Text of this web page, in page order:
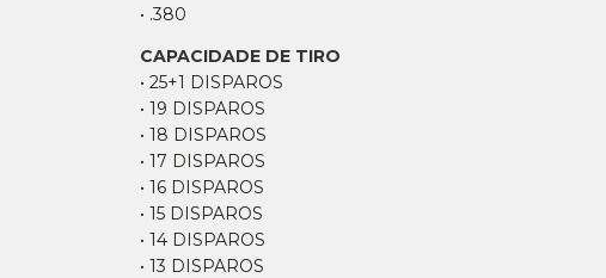
• .380
CAPACIDADE DE TIRO
• 25+1 DISPAROS
• 19 DISPAROS
• 18 DISPAROS
• 17 DISPAROS
• 16 DISPAROS
• 15 DISPAROS
• 14 DISPAROS
• 13 DISPAROS